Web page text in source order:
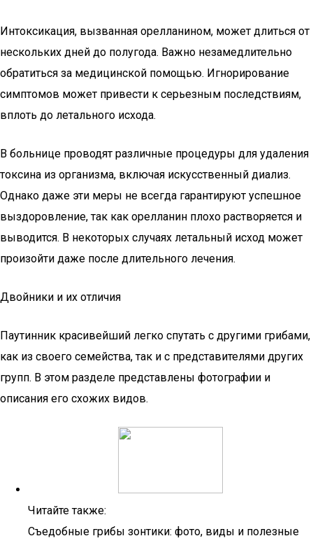
Интоксикация, вызванная орелланином, может длиться от
нескольких дней до полугода. Важно незамедлительно
обратиться за медицинской помощью. Игнорирование
симптомов может привести к серьезным последствиям,
вплоть до летального исхода.
В больнице проводят различные процедуры для удаления
токсина из организма, включая искусственный диализ.
Однако даже эти меры не всегда гарантируют успешное
выздоровление, так как орелланин плохо растворяется и
выводится. В некоторых случаях летальный исход может
произойти даже после длительного лечения.
Двойники и их отличия
Паутинник красивейший легко спутать с другими грибами,
как из своего семейства, так и с представителями других
групп. В этом разделе представлены фотографии и
описания его схожих видов.
Читайте также:
Съедобные грибы зонтики: фото, виды и полезные